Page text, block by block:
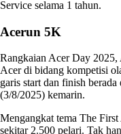
Service selama 1 tahun.
Acerun 5K
Rangkaian Acer Day 2025,
Acer di bidang kompetisi
garis start dan finish
(3/8/2025) kemarin.
Mengangkat tema The
sekitar 2.500 pelari. Tak